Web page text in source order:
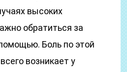
высоких
обратиться за
Боль по этой
возникает у